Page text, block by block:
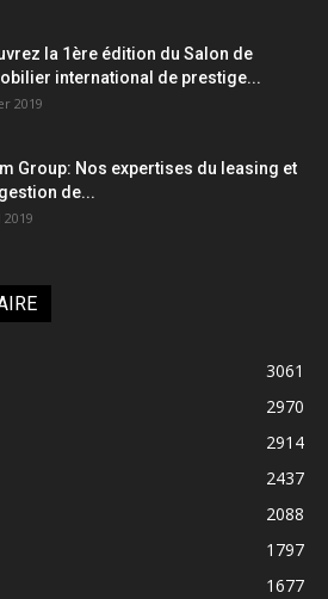
la 1ère édition du Salon de
international de prestige...
2019
Group: Nos expertises du leasing et
de...
3061
2970
2914
2437
2088
1797
1677